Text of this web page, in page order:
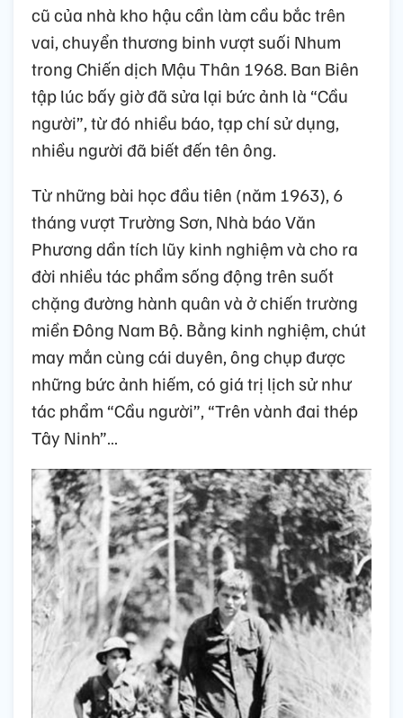
cũ của nhà kho hậu cần làm cầu bắc trên
vai, chuyển thương binh vượt suối Nhum
trong Chiến dịch Mậu Thân 1968. Ban Biên
tập lúc bấy giờ đã sửa lại bức ảnh là “Cầu
người”, từ đó nhiều báo, tạp chí sử dụng,
nhiều người đã biết đến tên ông.
Từ những bài học đầu tiên (năm 1963), 6
tháng vượt Trường Sơn, Nhà báo Văn
Phương dần tích lũy kinh nghiệm và cho ra
đời nhiều tác phẩm sống động trên suốt
chặng đường hành quân và ở chiến trường
miền Đông Nam Bộ. Bằng kinh nghiệm, chút
may mắn cùng cái duyên, ông chụp được
những bức ảnh hiếm, có giá trị lịch sử như
tác phẩm “Cầu người”, “Trên vành đai thép
Tây Ninh”…